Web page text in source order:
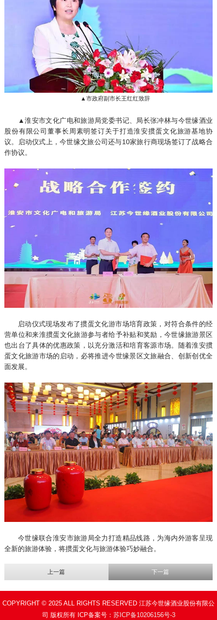
▲市政府副市长王红红致辞
▲淮安市文化广电和旅游局党委书记、局长张冲林与今世缘酒业
股份有限公司董事长周素明签订关于打造淮安掼蛋文化旅游基地协
议。启动仪式上，今世缘文旅公司还与10家旅行商现场签订了战略合
作协议。
启动仪式现场发布了掼蛋文化游市场培育政策，对符合条件的经
营单位和来淮掼蛋文化旅游参与者给予补贴和奖励，今世缘旅游景区
也出台了具体的优惠政策，以充分激活和培育客源市场。随着淮安掼
蛋文化旅游市场的启动，必将推进今世缘景区文旅融合、创新创优全
面发展。
今世缘联合淮安市旅游局全力打造精品线路，为海内外游客呈现
全新的旅游体验，将掼蛋文化与旅游体验巧妙融合。
上一篇 下一篇
COPYRIGHT © 2025 ALL RIGHTS RESERVED 江苏今世缘酒业股份有限公
司 版权所有 ICP备案号： 苏ICP备10206156号-3